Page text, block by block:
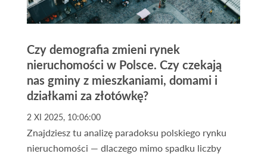
Czy demografia zmieni rynek
nieruchomości w Polsce. Czy czekają
nas gminy z mieszkaniami, domami i
działkami za złotówkę?
2 XI 2025, 10:06:00
Znajdziesz tu analizę paradoksu polskiego rynku
nieruchomości — dlaczego mimo spadku liczby